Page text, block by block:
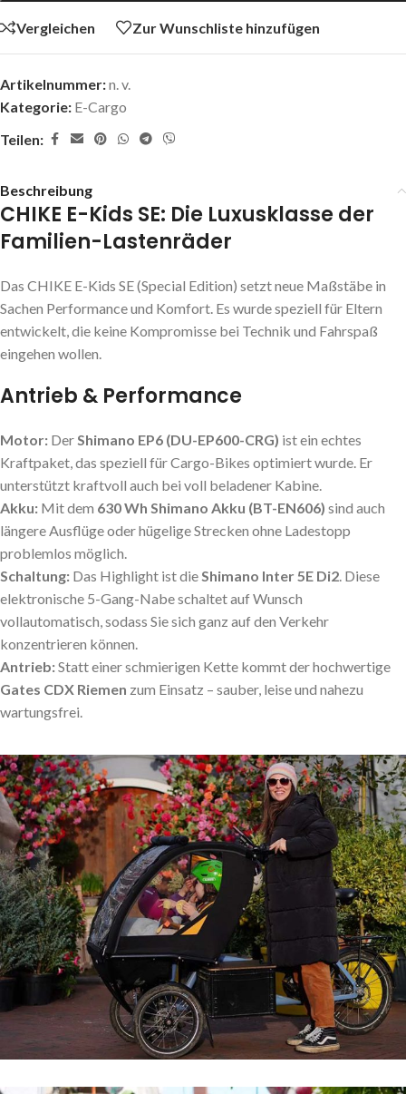
Vergleichen Zur Wunschliste hinzufügen
Artikelnummer:n. v.
Kategorie: E-Cargo
Teilen:
Beschreibung
CHIKE E-Kids SE: Die Luxusklasse der
Familien-Lastenräder
Das CHIKE E-Kids SE (Special Edition) setzt neue Maßstäbe in
Sachen Performance und Komfort. Es wurde speziell für Eltern
entwickelt, die keine Kompromisse bei Technik und Fahrspaß
eingehen wollen.
Antrieb & Performance
Motor: DerShimano EP6 (DU-EP600-CRG) ist ein echtes
Kraftpaket, das speziell für Cargo-Bikes optimiert wurde. Er
unterstützt kraftvoll auch bei voll beladener Kabine.
Akku: Mit dem 630 Wh Shimano Akku (BT-EN606) sind auch
längere Ausflüge oder hügelige Strecken ohne Ladestopp
problemlos möglich.
Schaltung: Das Highlight ist dieShimano Inter 5E Di2. Diese
elektronische 5-Gang-Nabe schaltet auf Wunsch
vollautomatisch, sodass Sie sich ganz auf den Verkehr
konzentrieren können.
Antrieb:Statt einer schmierigen Kette kommt der hochwertige
Gates CDX Riemen zum Einsatz – sauber, leise und nahezu
wartungsfrei.